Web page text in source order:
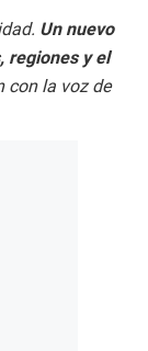
Un nuevo
regiones y el
con la voz de